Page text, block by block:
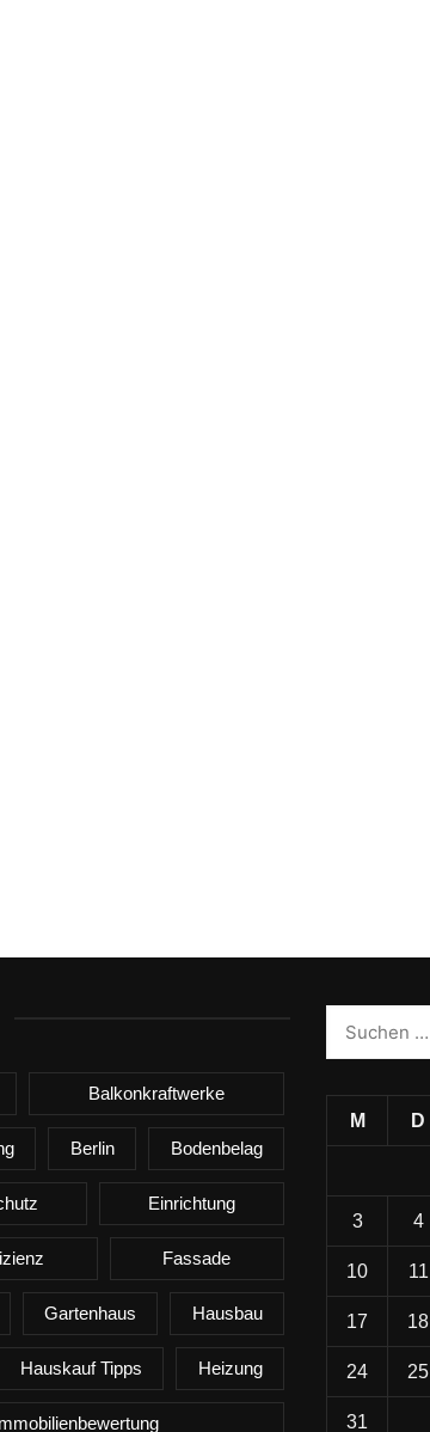
Balkonkraftwerke
Berlin Bodenbelag
Einrichtung
Fassade
Gartenhaus Hausbau
Hauskauf Tipps Heizung
M D
3 4
10 11
17 18
24 25
31